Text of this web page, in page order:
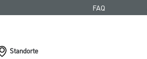
FAQ
Standorte